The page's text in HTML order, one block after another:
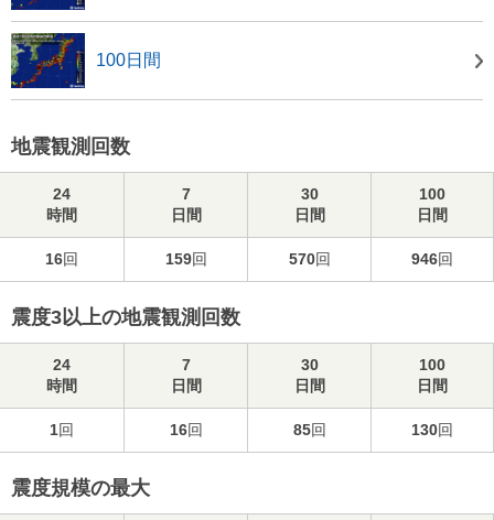
100日間
地震観測回数
24
時間
7
日間
30
日間
100
日間
16回 159回 570回 946回
震度3以上の地震観測回数
24
時間
7
日間
30
日間
100
日間
1回 16回 85回 130回
震度規模の最大